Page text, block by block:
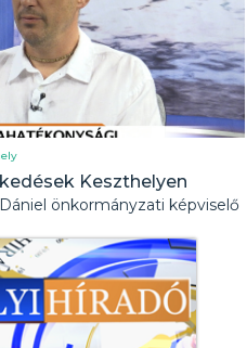
Keszthelyen
önkormányzati képviselő